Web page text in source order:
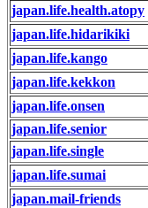
japan.life.health.atopy
japan.life.hidarikiki
japan.life.kango
japan.life.kekkon
japan.life.onsen
japan.life.senior
japan.life.single
japan.life.sumai
japan.mail-friends